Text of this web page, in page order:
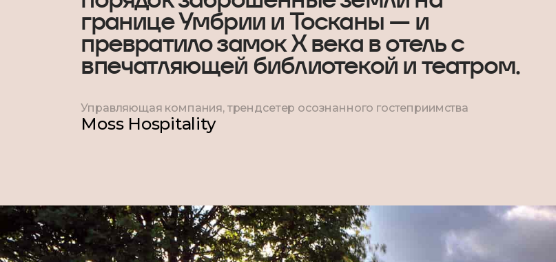
границе Умбрии и Тосканы — и
превратило замок Х века в отель с
впечатляющей библиотекой и театром.
Управляющая компания, трендсетер осознанного гостеприимства
Moss Hospitality